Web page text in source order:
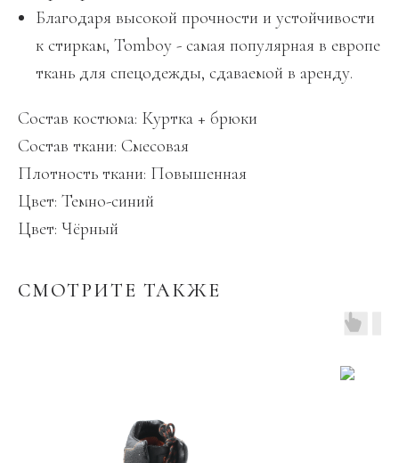
Благодаря высокой прочности и устойчивости
к стиркам, Tomboy - самая популярная в европе
ткань для спецодежды, сдаваемой в аренду.
Состав костюма: Куртка + брюки
Состав ткани: Смесовая
Плотность ткани: Повышенная
Цвет: Темно-синий
Цвет: Чёрный
СМОТРИТЕ ТАКЖЕ